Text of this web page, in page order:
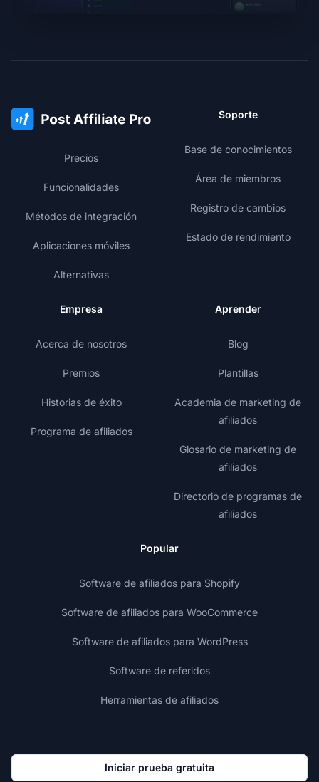
Precios
Funcionalidades
Métodos de integración
Aplicaciones móviles
Alternativas
Soporte
Base de conocimientos
Área de miembros
Registro de cambios
Estado de rendimiento
Empresa
Acerca de nosotros
Premios
Historias de éxito
Programa de afiliados
Aprender
Blog
Plantillas
Academia de marketing de
afiliados
Glosario de marketing de
afiliados
Directorio de programas de
afiliados
Popular
Software de afiliados para Shopify
Software de afiliados para WooCommerce
Software de afiliados para WordPress
Software de referidos
Herramientas de afiliados
Iniciar prueba gratuita